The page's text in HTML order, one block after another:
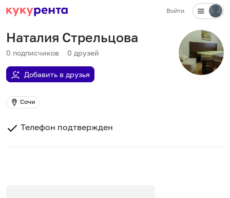
Войти
Наталия Стрельцова
0 подписчиков 0 друзей
Добавить в друзья
Сочи
Телефон подтвержден